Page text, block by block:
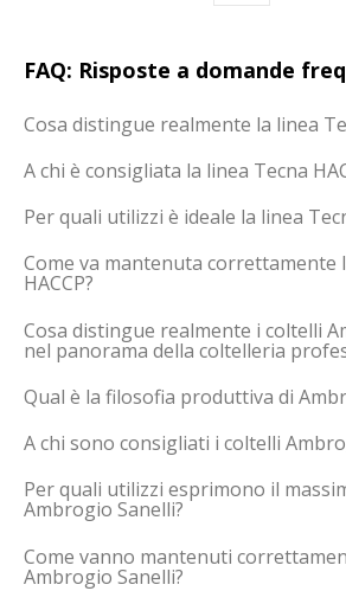
FAQ: Risposte a domande
Cosa distingue realmente la linea
A chi è consigliata la linea Tecna
Per quali utilizzi è ideale la linea
Come va mantenuta correttamente
HACCP?
Cosa distingue realmente i coltelli
nel panorama della coltelleria
Qual è la filosofia produttiva di
A chi sono consigliati i coltelli
Per quali utilizzi esprimono il
Ambrogio Sanelli?
Come vanno mantenuti
Ambrogio Sanelli?